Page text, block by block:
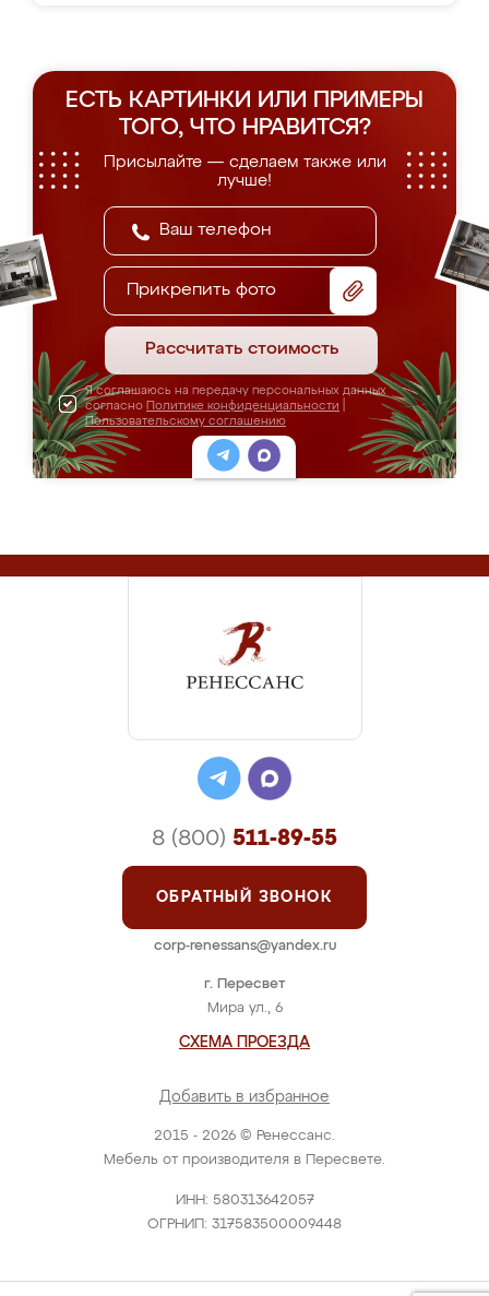
ЕСТЬ КАРТИНКИ ИЛИ ПРИМЕРЫ
ТОГО, ЧТО НРАВИТСЯ?
Присылайте — сделаем также или
лучше!
Прикрепить фото
Рассчитать стоимость
Я соглашаюсь на передачу персональных данных
согласно Политике конфиденциальности
Пользовательскому соглашению
2015 - 2026 © Ренессанс.
Мебель от производителя в Пересвете.
ИНН: 580313642057
ОГРНИП: 317583500009448
г. Пересвет
Мира ул., 6
СХЕМА ПРОЕЗДА
Добавить в избранное
8 (800) 511-89-55
ОБРАТНЫЙ ЗВОНОК
corp-renessans@yandex.ru